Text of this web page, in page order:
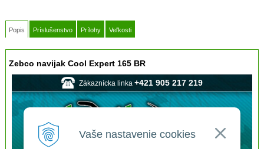
Popis Príslušenstvo Prílohy Veľkosti
Zebco navijak Cool Expert 165 BR